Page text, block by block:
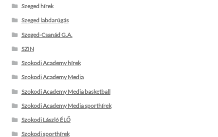
Szeged hírek
Szeged labdarúgás
Szeged-Csanád G.A.
SZIN
Szokodi Academy hírek
Szokodi Academy Media
Szokodi Academy Media basketball
Szokodi Academy Media sporthírek
Szokodi László ÉLŐ
Szokodi sporthírek